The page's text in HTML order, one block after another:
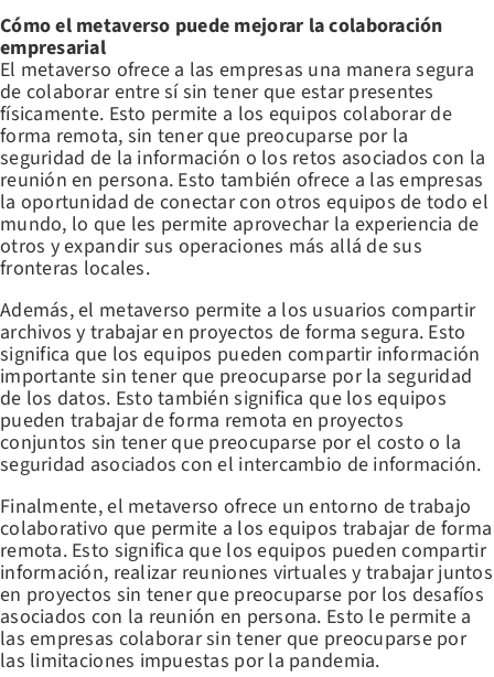
Cómo el metaverso puede mejorar la colaboración
empresarial
El metaverso ofrece a las empresas una manera segura
de colaborar entre sí sin tener que estar presentes
físicamente. Esto permite a los equipos colaborar de
forma remota, sin tener que preocuparse por la
seguridad de la información o los retos asociados con la
reunión en persona. Esto también ofrece a las empresas
la oportunidad de conectar con otros equipos de todo el
mundo, lo que les permite aprovechar la experiencia de
otros y expandir sus operaciones más allá de sus
fronteras locales.
Además, el metaverso permite a los usuarios compartir
archivos y trabajar en proyectos de forma segura. Esto
significa que los equipos pueden compartir información
importante sin tener que preocuparse por la seguridad
de los datos. Esto también significa que los equipos
pueden trabajar de forma remota en proyectos
conjuntos sin tener que preocuparse por el costo o la
seguridad asociados con el intercambio de información.
Finalmente, el metaverso ofrece un entorno de trabajo
colaborativo que permite a los equipos trabajar de forma
remota. Esto significa que los equipos pueden compartir
información, realizar reuniones virtuales y trabajar juntos
en proyectos sin tener que preocuparse por los desafíos
asociados con la reunión en persona. Esto le permite a
las empresas colaborar sin tener que preocuparse por
las limitaciones impuestas por la pandemia.